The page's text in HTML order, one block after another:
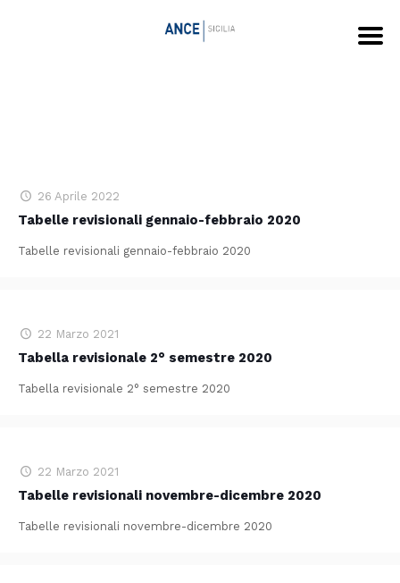
26 Aprile 2022
Tabelle revisionali gennaio-febbraio 2020
Tabelle revisionali gennaio-febbraio 2020
22 Marzo 2021
Tabella revisionale 2° semestre 2020
Tabella revisionale 2° semestre 2020
22 Marzo 2021
Tabelle revisionali novembre-dicembre 2020
Tabelle revisionali novembre-dicembre 2020